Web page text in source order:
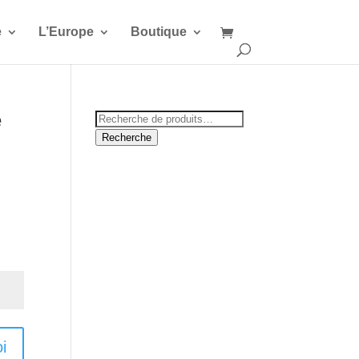
L’Europe Boutique
Recherche
pour :
Recherche